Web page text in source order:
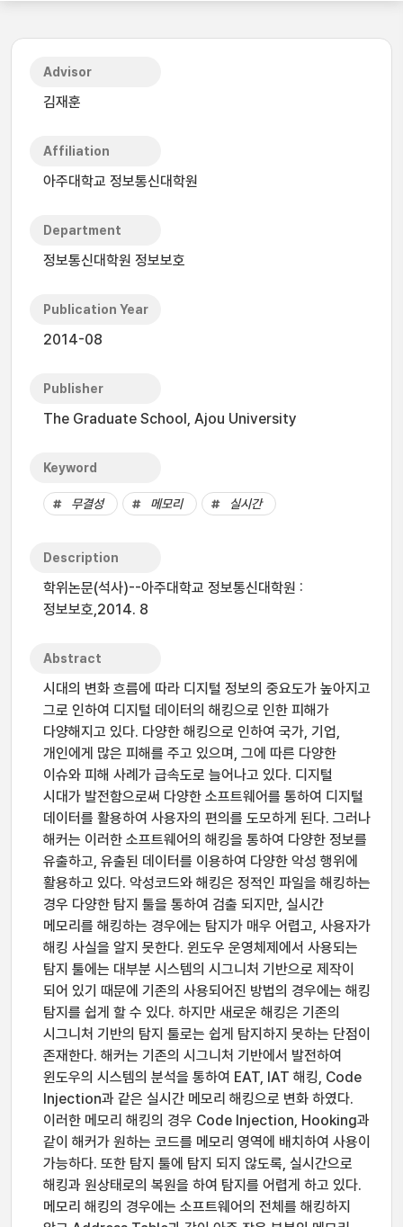
Advisor
김재훈
Affiliation
아주대학교 정보통신대학원
Department
정보통신대학원 정보보호
Publication Year
2014-08
Publisher
The Graduate School, Ajou University
Keyword
무결성 메모리 실시간
Description
학위논문(석사)--아주대학교 정보통신대학원 :
정보보호,2014. 8
Abstract
시대의 변화 흐름에 따라 디지털 정보의 중요도가 높아지고
그로 인하여 디지털 데이터의 해킹으로 인한 피해가
다양해지고 있다. 다양한 해킹으로 인하여 국가, 기업,
개인에게 많은 피해를 주고 있으며, 그에 따른 다양한
이슈와 피해 사례가 급속도로 늘어나고 있다. 디지털
시대가 발전함으로써 다양한 소프트웨어를 통하여 디지털
데이터를 활용하여 사용자의 편의를 도모하게 된다. 그러나
해커는 이러한 소프트웨어의 해킹을 통하여 다양한 정보를
유출하고, 유출된 데이터를 이용하여 다양한 악성 행위에
활용하고 있다. 악성코드와 해킹은 정적인 파일을 해킹하는
경우 다양한 탐지 툴을 통하여 검출 되지만, 실시간
메모리를 해킹하는 경우에는 탐지가 매우 어렵고, 사용자가
해킹 사실을 알지 못한다. 윈도우 운영체제에서 사용되는
탐지 툴에는 대부분 시스템의 시그니처 기반으로 제작이
되어 있기 때문에 기존의 사용되어진 방법의 경우에는 해킹
탐지를 쉽게 할 수 있다. 하지만 새로운 해킹은 기존의
시그니처 기반의 탐지 툴로는 쉽게 탐지하지 못하는 단점이
존재한다. 해커는 기존의 시그니처 기반에서 발전하여
윈도우의 시스템의 분석을 통하여 EAT, IAT 해킹, Code
Injection과 같은 실시간 메모리 해킹으로 변화 하였다.
이러한 메모리 해킹의 경우 Code Injection, Hooking과
같이 해커가 원하는 코드를 메모리 영역에 배치하여 사용이
가능하다. 또한 탐지 툴에 탐지 되지 않도록, 실시간으로
해킹과 원상태로의 복원을 하여 탐지를 어렵게 하고 있다.
메모리 해킹의 경우에는 소프트웨어의 전체를 해킹하지